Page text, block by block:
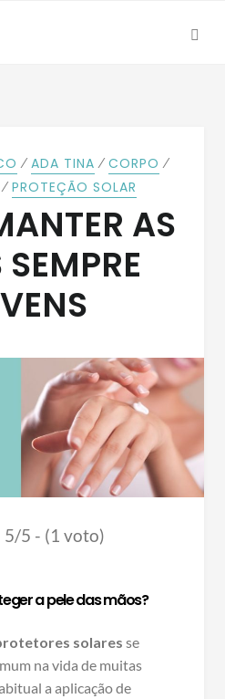
⁄ ADA TINA ⁄ CORPO ⁄
⁄ PROTEÇÃO SOLAR
AS
5/5 - (1 voto)
a pele das mãos?
solares se
na vida de muitas
a aplicação de